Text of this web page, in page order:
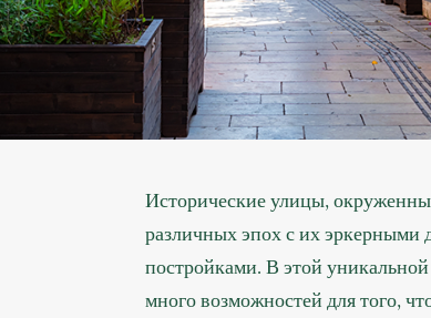
Исторические улицы,
различных эпох с их эркерными
постройками. В этой
много возможностей для того,